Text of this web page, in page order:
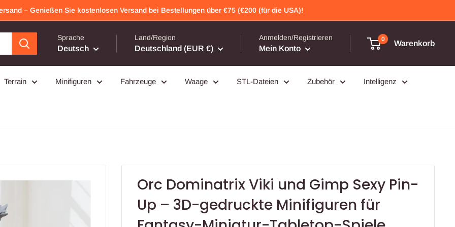
– Genießen Sie kostenlosen Versand bei Bestellungen über €75 (€200 (für die USA)!
Sprache
Deutsch
Land/Region
Deutschland (EUR €)
Anmelden/Registrieren
Mein Konto
0
Warenkorb
Terrain Minifiguren Fahrzeuge Waage STL-Dateien Zubehör Intelligenz
Orc Dominatrix Viki und Gimp Sexy Pin-
Up – 3D-gedruckte Minifiguren für